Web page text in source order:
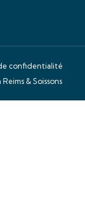
confidentialité
& Soissons